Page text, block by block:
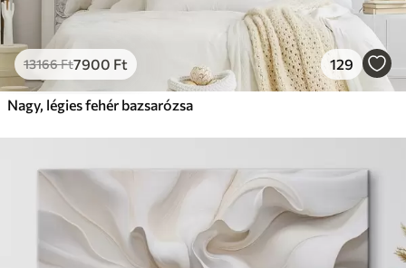
13166Ft7900 Ft 129
Nagy, légies fehér bazsarózsa